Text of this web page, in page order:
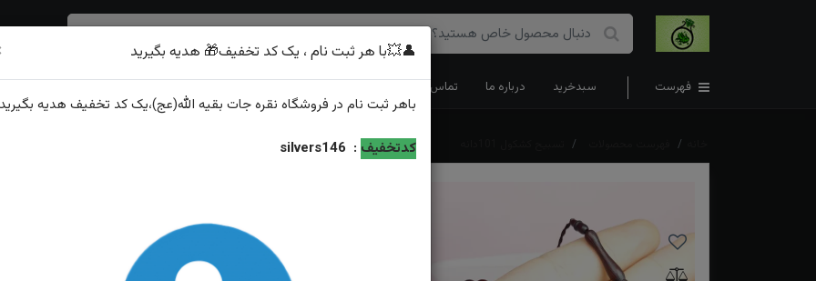
فهرست سبدخرید درباره ما تماس با ما
👤💥با هر ثبت نام ، یک کد تخفیف🎁 هدیه بگیرید
باهر ثبت نام در فروشگاه نقره جات بقیه الله(عج)،یک کد تخفیف هدیه
کدتخفیف :
silvers146